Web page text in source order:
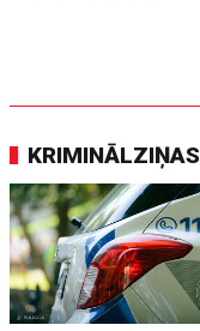
KRIMINĀLZIŅAS